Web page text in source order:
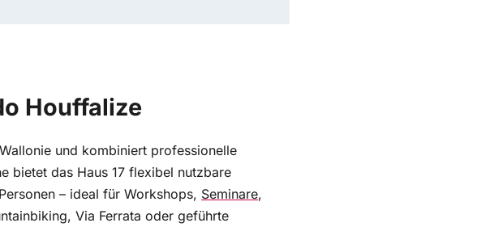
Houffalize
und kombiniert professionelle
bietet das Haus 17 flexibel nutzbare
– ideal für Workshops, Seminare
Via Ferrata oder geführte